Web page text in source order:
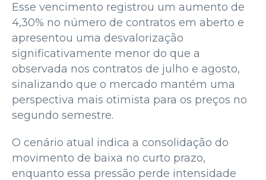
Esse vencimento registrou um aumento de
4,30% no número de contratos em aberto e
apresentou uma desvalorização
significativamente menor do que a
observada nos contratos de julho e agosto,
sinalizando que o mercado mantém uma
perspectiva mais otimista para os preços no
segundo semestre.
O cenário atual indica a consolidação do
movimento de baixa no curto prazo,
enquanto essa pressão perde intensidade